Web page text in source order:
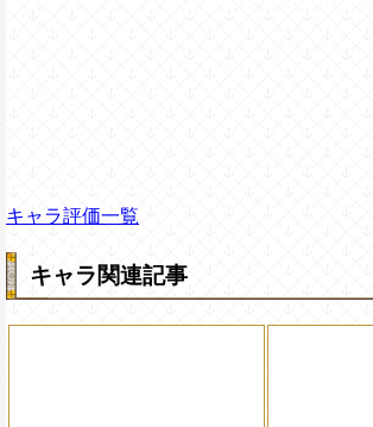
キャラ評価一覧
キャラ関連記事